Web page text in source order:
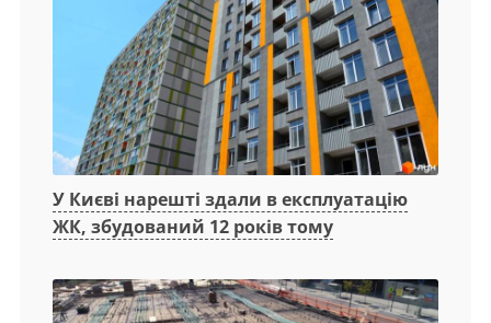
У Києві нарешті здали в експлуатацію
ЖК, збудований 12 років тому